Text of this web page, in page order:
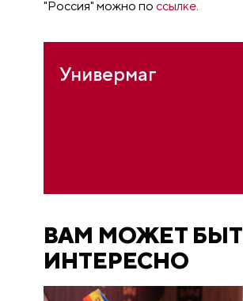
"Россия" можно по ссылке.
Универмаг
ВАМ МОЖЕТ
ИНТЕРЕСНО